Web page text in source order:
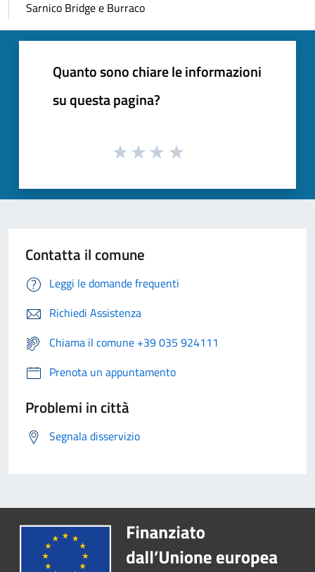
Sarnico Bridge e Burraco
Quanto sono chiare le informazioni
su questa pagina?
Contatta il comune
Leggi le domande frequenti
Richiedi Assistenza
Chiama il comune +39 035 924111
Prenota un appuntamento
Problemi in città
Segnala disservizio